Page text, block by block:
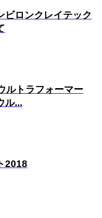
ビロンクレイテック
ルトラフォーマー
ル...
2018